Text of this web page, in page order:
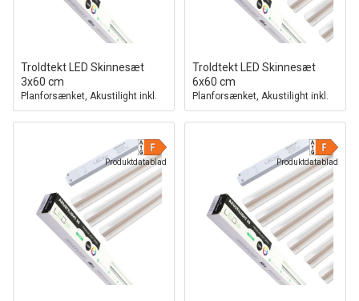
Troldtekt LED Skinnesæt
3x60 cm
Planforsænket, Akustilight inkl.
ledninger og driver
Troldtekt LED Skinnesæt
6x60 cm
Planforsænket, Akustilight inkl.
ledninger og driver
Produktdatablad Produktdatablad